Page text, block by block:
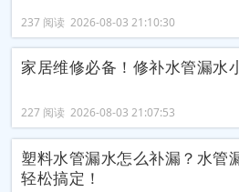
237 阅读 2026-08-03 21:10:30
家居维修必备！修补水管漏水
227 阅读 2026-08-03 21:07:53
塑料水管漏水怎么补漏？水管
轻松搞定！